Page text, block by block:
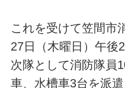
これを受けて笠間市
27日（木曜日）午後
次隊として消防隊員
車、水槽車3台を派遣